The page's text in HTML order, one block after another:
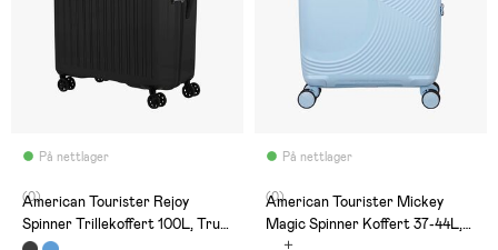
På nettlager
(0)
American Tourister Rejoy
Spinner Trillekoffert 100L, True
På nettlager
(0)
American Tourister Mickey
Magic Spinner Koffert 37-44L,